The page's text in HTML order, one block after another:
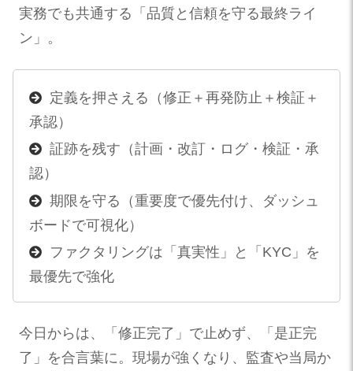
実務でも共通する「品質と信頼を守る最終ライ
ン」。
定義を押さえる（修正＋再発防止＋検証＋
承認）
証跡を残す（計画・改訂・ログ・検証・承
認）
期限を守る（重要度で優先付け、ダッシュ
ボードで可視化）
ファクタリングは「真実性」と「KYC」を
最優先で強化
今日からは、「修正完了」で止めず、「是正完
了」を合言葉に。現場が強くなり、監査や当局か